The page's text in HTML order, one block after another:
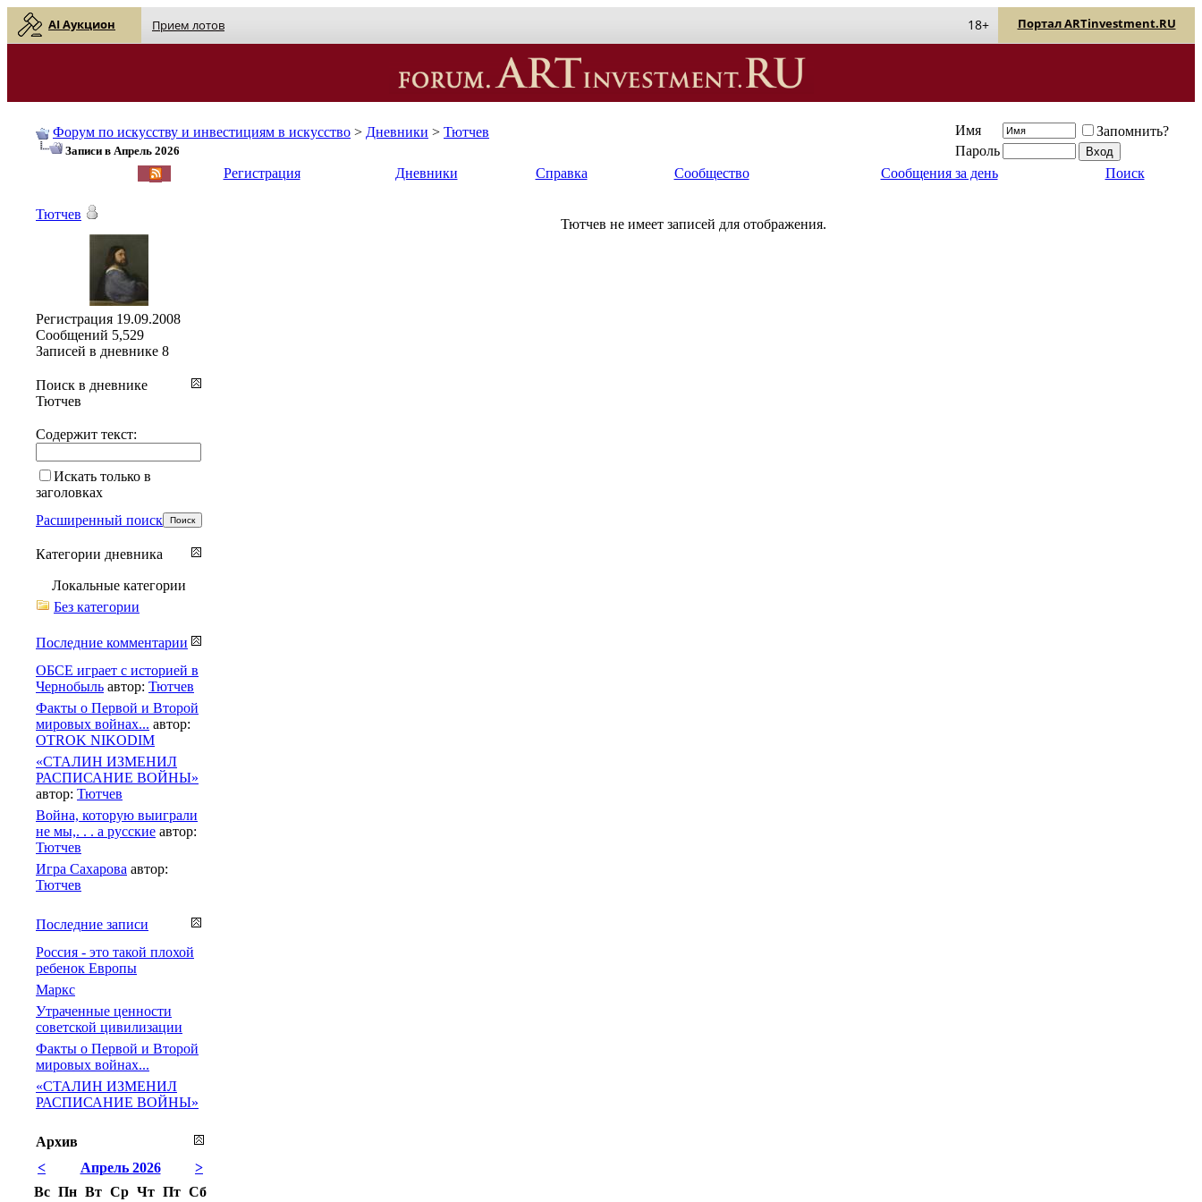
AI Аукцион Прием лотов Портал ARTinvestment.RU
18+
Форум по искусству и инвестициям в искусство > Дневники > Тютчев
Записи в Апрель 2026
Имя
Запомнить?
Пароль
Регистрация Дневники Справка Сообщество Сообщения за день Поиск
Тютчев не имеет записей для отображения.
Тютчев
Регистрация 19.09.2008
Сообщений 5,529
Записей в дневнике 8
Поиск в дневнике
Тютчев
Содержит текст:
Искать только в
заголовках
Расширенный поиск
Категории дневника
Локальные категории
Без категории
Последние комментарии
ОБСЕ играет с историей в
Чернобыль автор: Тютчев
Факты о Первой и Второй
мировых войнах... автор:
OTROK NIKODIM
«СТАЛИН ИЗМЕНИЛ
РАСПИСАНИЕ ВОЙНЫ»
автор: Тютчев
Война, которую выиграли
не мы,. . . а русские автор:
Тютчев
Игра Сахарова автор:
Тютчев
Последние записи
Россия - это такой плохой
ребенок Европы
Маркс
Утраченные ценности
советской цивилизации
Факты о Первой и Второй
мировых войнах...
«СТАЛИН ИЗМЕНИЛ
РАСПИСАНИЕ ВОЙНЫ»
Архив
<
>
Апрель 2026
Вс Пн Вт Ср Чт Пт Сб